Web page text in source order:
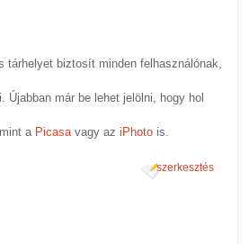
tárhelyet biztosít minden felhasználónak,
már be lehet jelölni, hogy hol
a Picasa vagy aziPhoto is.
szerkesztés